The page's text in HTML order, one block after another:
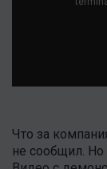
Что за
не сообщил. Но